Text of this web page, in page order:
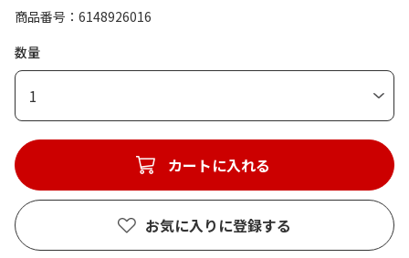
商品番号
6148926016
数量
1
カートに入れる
お気に入りに登録する